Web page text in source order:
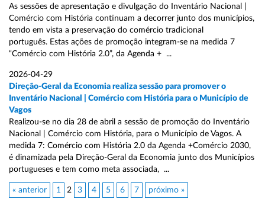
As sessões de apresentação e divulgação do Inventário Nacional |
Comércio com História continuam a decorrer junto dos municípios,
tendo em vista a preservação do comércio tradicional
português. Estas ações de promoção integram-se na medida 7
“Comércio com História 2.0”, da Agenda + ...
2026-04-29
Direção-Geral da Economia realiza sessão para promover o
Inventário Nacional | Comércio com História para o Município de
Vagos
Realizou-se no dia 28 de abril a sessão de promoção do Inventário
Nacional | Comércio com História, para o Município de Vagos. A
medida 7: Comércio com História 2.0 da Agenda +Comércio 2030,
é dinamizada pela Direção-Geral da Economia junto dos Municípios
portugueses e tem como meta associada, ...
« anterior 1 2 3 4 5 6 7 próximo »